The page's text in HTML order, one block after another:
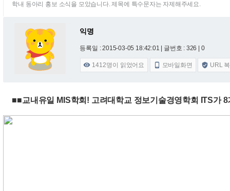
학내 동아리 홍보 소식을 모았습니다. 제목에 특수문자는 자제해주세요.
익명
등록일 : 2015-03-05 18:42:01 | 글번호 : 326 | 0
 1412명이 읽었어요  모바일화면  URL
■■교내유일 MIS학회! 고려대학교 정보기술경영학회 ITS가